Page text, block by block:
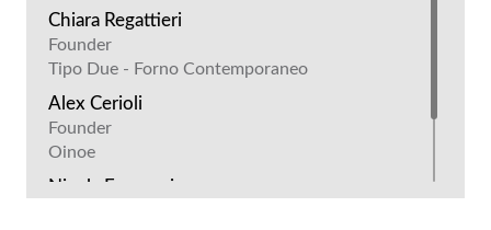
Chiara Regattieri
Founder
Tipo Due - Forno Contemporaneo
Alex Cerioli
Founder
Oinoe
Nicola Ferraresi